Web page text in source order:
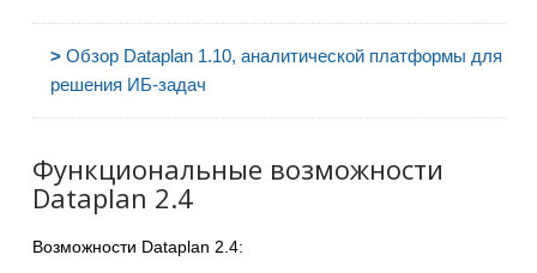
> Обзор Dataplan 1.10, аналитической платформы для
решения ИБ-задач
Функциональные возможности
Dataplan 2.4
Возможности Dataplan 2.4: